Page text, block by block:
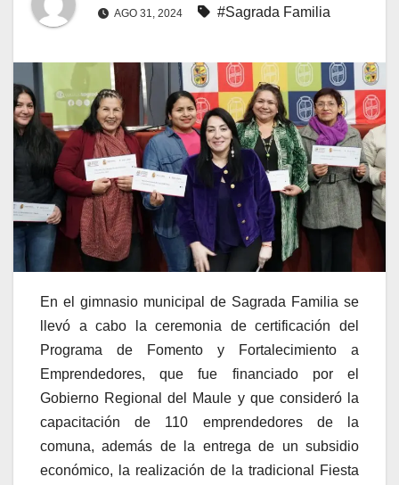
AGO 31, 2024 #Sagrada Familia
En el gimnasio municipal de Sagrada Familia se
llevó a cabo la ceremonia de certificación del
Programa de Fomento y Fortalecimiento a
Emprendedores, que fue financiado por el
Gobierno Regional del Maule y que consideró la
capacitación de 110 emprendedores de la
comuna, además de la entrega de un subsidio
económico, la realización de la tradicional Fiesta